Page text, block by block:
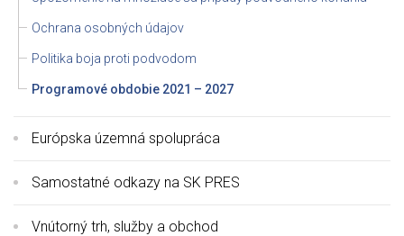
Ochrana osobných údajov
Politika boja proti podvodom
Programové obdobie 2021 – 2027
Európska územná spolupráca
Samostatné odkazy na SK PRES
Vnútorný trh, služby a obchod